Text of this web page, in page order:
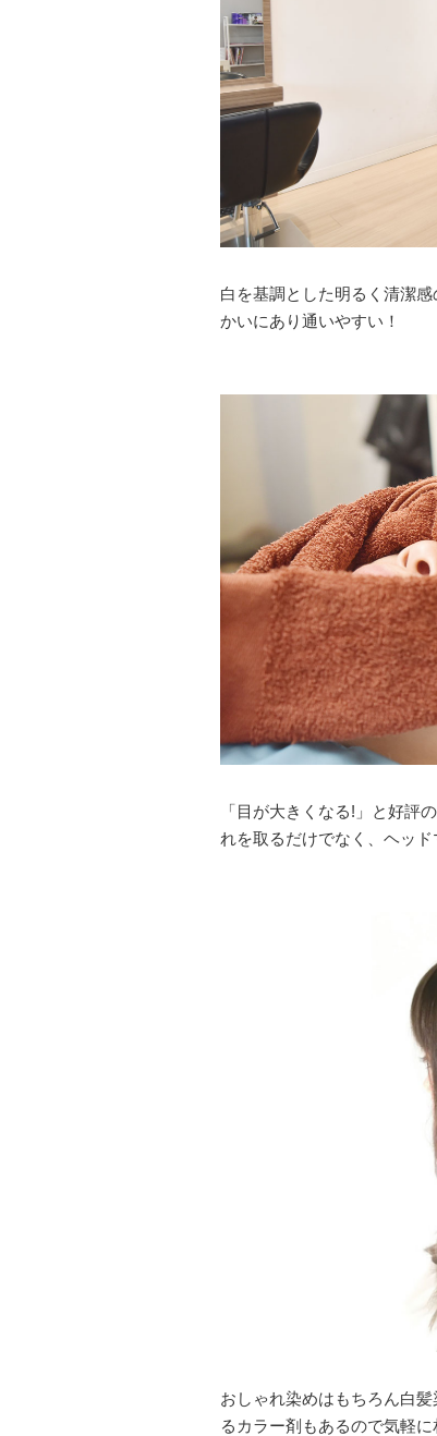
白を基調とした明るく清潔
かいにあり通いやすい！
「目が大きくなる!」と好評
れを取るだけでなく、ヘッ
おしゃれ染めはもちろん白
るカラー剤もあるので気軽に